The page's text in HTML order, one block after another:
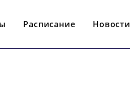
Расписание Новости